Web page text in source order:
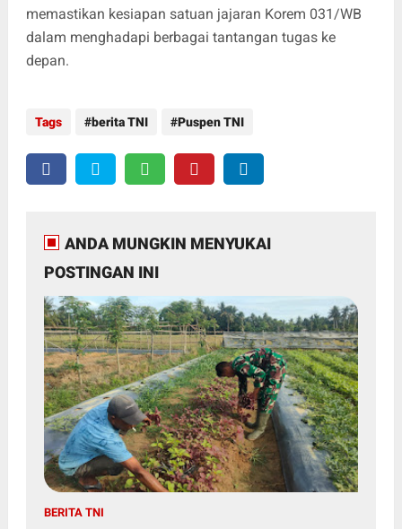
memastikan kesiapan satuan jajaran Korem 031/WB
dalam menghadapi berbagai tantangan tugas ke
depan.
Tags berita TNI Puspen TNI
ANDA MUNGKIN MENYUKAI
POSTINGAN INI
BERITA TNI